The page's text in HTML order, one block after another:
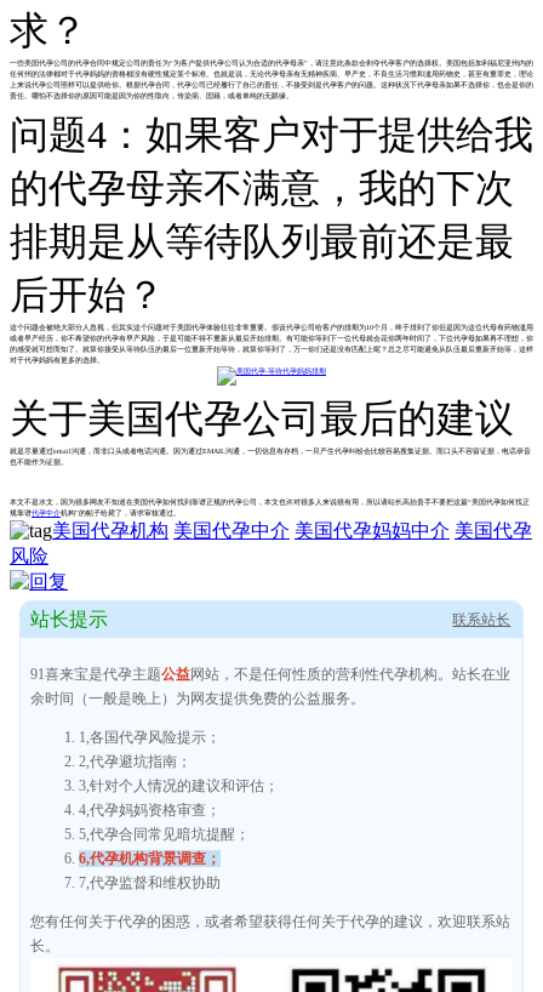
求？
一些美国代孕公司的代孕合同中规定公司的责任为“为客户提供代孕公司认为合适的代孕母亲”，请注意此条款会剥夺代孕客户的选择权。美国包括加利福尼亚州内的
任何州的法律都对于代孕妈妈的资格都没有硬性规定某个标准。也就是说，无论代孕母亲有无精神疾病、早产史，不良生活习惯和滥用药物史，甚至有重罪史，理论
上来说代孕公司照样可以提供给你。根据代孕合同，代孕公司已经履行了自己的责任，不接受则是代孕客户的问题。这种状况下代孕母亲如果不选择你，也会是你的
责任。哪怕不选择你的原因可能是因为你的性取向，传染病、国籍，或者单纯的无眼缘。
问题4：如果客户对于提供给我
的代孕母亲不满意，我的下次
排期是从等待队列最前还是最
后开始？
这个问题会被绝大部分人忽视，但其实这个问题对于美国代孕体验往往非常重要。假设代孕公司给客户的排期为10个月，终于排到了你但是因为这位代母有药物滥用
或者早产经历，你不希望你的代孕有早产风险，于是可能不得不重新从最后开始排期。有可能你等到下一位代母就会花你两年时间了，下位代孕母如果再不理想，你
的感受就可想而知了。就算你接受从等待队伍的最后一位重新开始等待，就算你等到了，万一你们还是没有匹配上呢？总之尽可能避免从队伍最后重新开始等，这样
对于代孕妈妈有更多的选择。
关于美国代孕公司最后的建议
就是尽量通过email沟通，而非口头或者电话沟通。因为通过EMAIL沟通，一切信息有存档，一旦产生代孕纠纷会比较容易搜集证据。而口头不容留证据，电话录音
也不能作为证据。
本文不是水文，因为很多网友不知道在美国代孕如何找到靠谱正规的代孕公司，本文也许对很多人来说很有用，所以请站长高抬贵手不要把这篇“美国代孕如何找正
规靠谱代孕中介机构”的帖子给毙了，请求审核通过。
美国代孕机构 美国代孕中介 美国代孕妈妈中介 美国代孕
风险
站长提示
91喜来宝是代孕主题公益网站，不是任何性质的营利性代孕机构。站长在业
余时间（一般是晚上）为网友提供免费的公益服务。
1,各国代孕风险提示；
2,代孕避坑指南；
3,针对个人情况的建议和评估；
4,代孕妈妈资格审查；
5,代孕合同常见暗坑提醒；
6,代孕机构背景调查；
7,代孕监督和维权协助
您有任何关于代孕的困惑，或者希望获得任何关于代孕的建议，欢迎联系站
长。
联系站长